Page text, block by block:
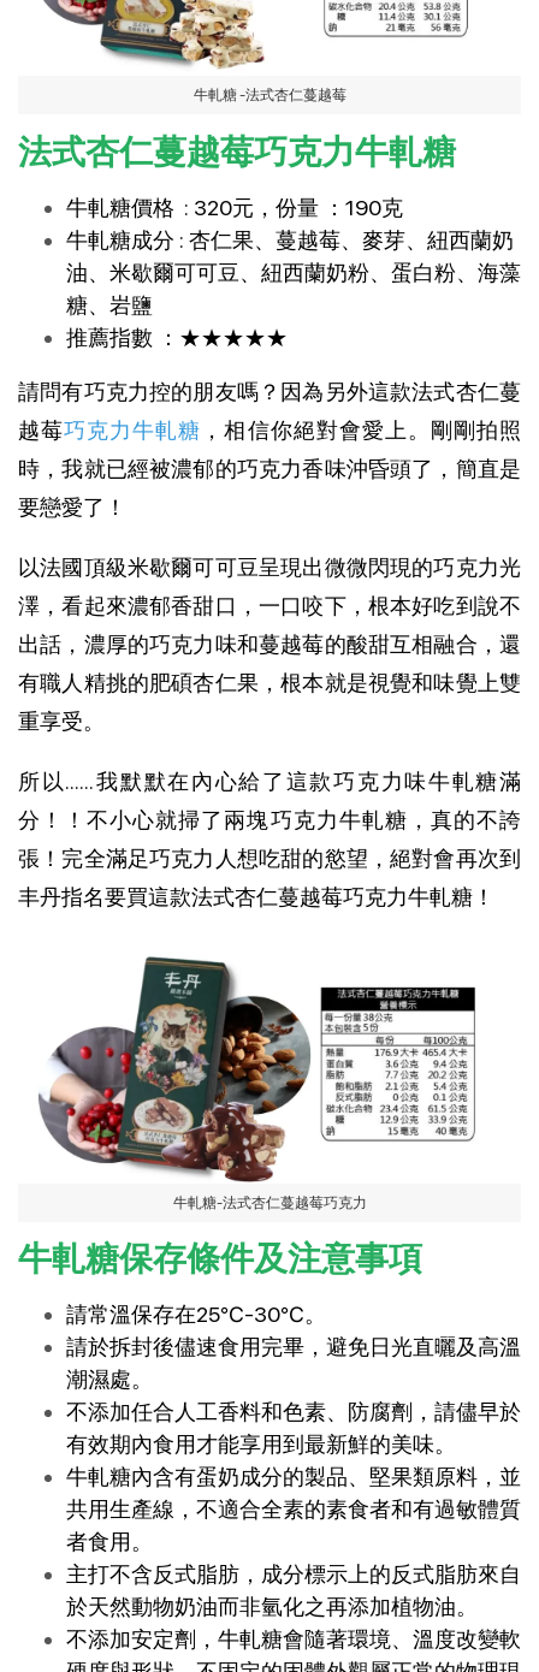
牛軋糖 -法式杏仁蔓越莓
法式杏仁蔓越莓巧克力牛軋糖
牛軋糖價格 : 320元，份量 ：190克
牛軋糖成分 : 杏仁果、蔓越莓、麥芽、紐西蘭奶
油、米歇爾可可豆、紐西蘭奶粉、蛋白粉、海藻
糖、岩鹽
推薦指數 ：★★★★★
請問有巧克力控的朋友嗎？因為另外這款法式杏仁蔓
越莓巧克力牛軋糖 ，相信你絕對會愛上。剛剛拍照
時，我就已經被濃郁的巧克力香味沖昏頭了，簡直是
要戀愛了！
以法國頂級米歇爾可可豆呈現出微微閃現的巧克力光
澤，看起來濃郁香甜口，一口咬下，根本好吃到說不
出話，濃厚的巧克力味和蔓越莓的酸甜互相融合，還
有職人精挑的肥碩杏仁果，根本就是視覺和味覺上雙
重享受。
所以......我默默在內心給了這款巧克力味牛軋糖滿
分！！不小心就掃了兩塊巧克力牛軋糖，真的不誇
張！完全滿足巧克力人想吃甜的慾望，絕對會再次到
丰丹指名要買這款法式杏仁蔓越莓巧克力牛軋糖！
牛軋糖-法式杏仁蔓越莓巧克力
牛軋糖保存條件及注意事項
請常溫保存在25℃-30℃。
請於拆封後儘速食用完畢，避免日光直曬及高溫
潮濕處。
不添加任合人工香料和色素、防腐劑，請儘早於
有效期內食用才能享用到最新鮮的美味。
牛軋糖內含有蛋奶成分的製品、堅果類原料，並
共用生產線，不適合全素的素食者和有過敏體質
者食用。
主打不含反式脂肪，成分標示上的反式脂肪來自
於天然動物奶油而非氫化之再添加植物油。
不添加安定劑，牛軋糖會隨著環境、溫度改變軟